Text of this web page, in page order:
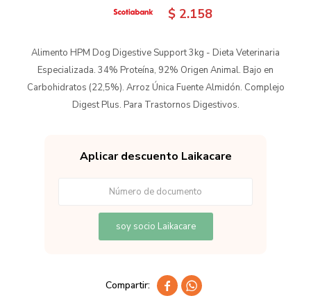
$ 2.158
Alimento HPM Dog Digestive Support 3kg - Dieta Veterinaria
Especializada. 34% Proteína, 92% Origen Animal. Bajo en
Carbohidratos (22,5%). Arroz Única Fuente Almidón. Complejo
Digest Plus. Para Trastornos Digestivos.
Aplicar descuento Laikacare
soy socio Laikacare
 